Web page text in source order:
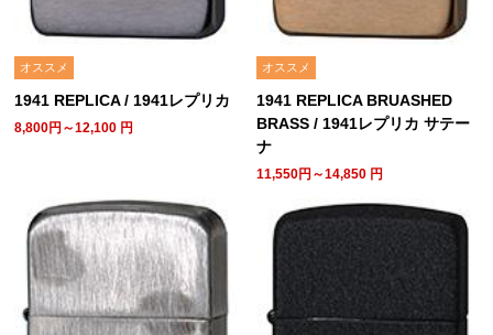
オススメ
1941 REPLICA / 1941レプリカ
8,800円～12,100 円
オススメ
1941 REPLICA BRUASHED
BRASS / 1941レプリカ サテー
ナ
11,550円～14,850 円